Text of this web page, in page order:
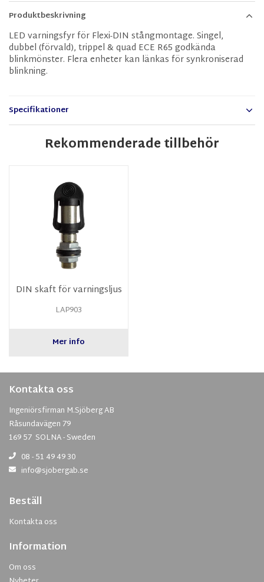
Produktbeskrivning
Specifikationer
LED varningsfyr för Flexi-DIN stångmontage. Singel,
dubbel (förvald), trippel & quad ECE R65 godkända
blinkmönster. Flera enheter kan länkas för synkroniserad
blinkning.
Rekommenderade tillbehör
DIN skaft för varningsljus
LAP903
Mer info
Kontakta oss
Ingeniörsfirman M.Sjöberg AB
Råsundavägen 79
169 57 SOLNA - Sweden
08 - 51 49 49 30
info@sjobergab.se
Beställ
Kontakta oss
Information
Om oss